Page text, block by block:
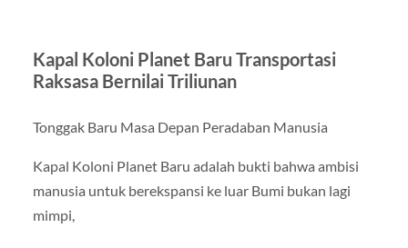
Kapal Koloni Planet Baru Transportasi
Raksasa Bernilai Triliunan
Tonggak Baru Masa Depan Peradaban Manusia
Kapal Koloni Planet Baru adalah bukti bahwa ambisi
manusia untuk berekspansi ke luar Bumi bukan lagi
mimpi,